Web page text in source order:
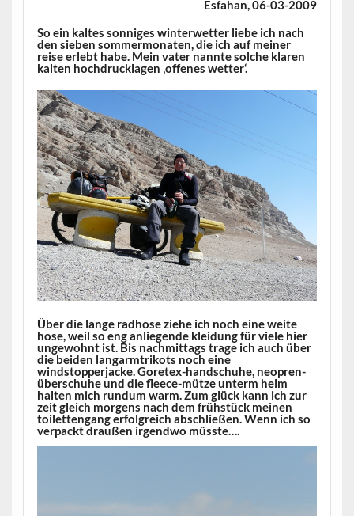
Esfahan, 06-03-2009
So ein kaltes sonniges winterwetter liebe ich nach
den sieben sommermonaten, die ich auf meiner
reise erlebt habe. Mein vater nannte solche klaren
kalten hochdrucklagen ‚offenes wetter‘.
Über die lange radhose ziehe ich noch eine weite
hose, weil so eng anliegende kleidung für viele hier
ungewohnt ist. Bis nachmittags trage ich auch über
die beiden langarmtrikots noch eine
windstopperjacke. Goretex-handschuhe, neopren-
überschuhe und die fleece-mütze unterm helm
halten mich rundum warm. Zum glück kann ich zur
zeit gleich morgens nach dem frühstück meinen
toilettengang erfolgreich abschließen. Wenn ich so
verpackt draußen irgendwo müsste….